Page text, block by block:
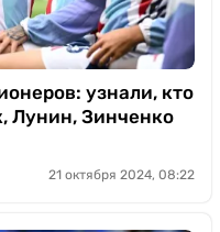
узнали, кто
Лунин, Зинченко
21 октября 2024, 08:22